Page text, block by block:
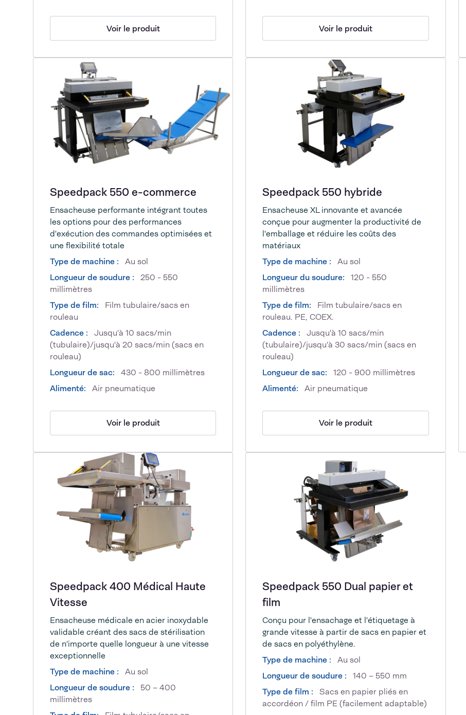
Voir le produit Voir le produit
Speedpack 550 e-commerce
Ensacheuse performante intégrant toutes
les options pour des performances
d'exécution des commandes optimisées et
une flexibilité totale
Type de machine :
Au sol
Longueur de soudure :
250 - 550
millimètres
Type de film:
Film tubulaire/sacs en
rouleau
Cadence :
Jusqu'à 10 sacs/min
(tubulaire)/jusqu'à 20 sacs/min (sacs en
rouleau)
Longueur de sac:
430 - 800 millimètres
Alimenté:
Air pneumatique
Voir le produit
Speedpack 550 hybride
Ensacheuse XL innovante et avancée
conçue pour augmenter la productivité de
l'emballage et réduire les coûts des
matériaux
Type de machine :
Au sol
Longueur du soudure:
120 - 550
millimètres
Type de film:
Film tubulaire/sacs en
rouleau. PE, COEX.
Cadence :
Jusqu'à 10 sacs/min
(tubulaire)/jusqu'à 30 sacs/min (sacs en
rouleau)
Longueur de sac:
120 - 900 millimètres
Alimenté:
Air pneumatique
Voir le produit
Speedpack 400 Médical Haute
Vitesse
Ensacheuse médicale en acier inoxydable
validable créant des sacs de stérilisation
de n'importe quelle longueur à une vitesse
exceptionnelle
Type de machine :
Au sol
Longueur de soudure :
50 – 400
millimètres
Speedpack 550 Dual papier et
film
Conçu pour l'ensachage et l'étiquetage à
grande vitesse à partir de sacs en papier et
de sacs en polyéthylène.
Type de machine :
Au sol
Longueur de soudure :
140 – 550 mm
Type de film :
Sacs en papier pliés en
accordéon / film PE (facilement adaptable)